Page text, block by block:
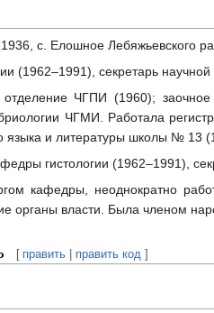
с. Елошное Лебяжьевского
(1962–1991), секретарь научной
отделение ЧГПИ (1960);
ЧГМИ. Работала
языка и литературы школы №
гистологии (1962–1991),
кафедры, неоднократно
органы власти. Была членом
[ править править код ]